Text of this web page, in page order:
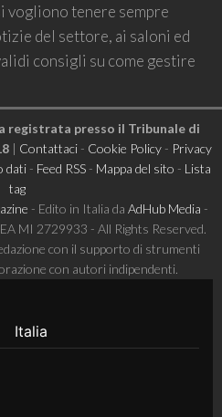
vogliono tenere sempre
del settore, ai saloni ed
consigli su come gestire
registrata presso il Tribunale di
| Contattaci- Cookie Policy- Privacy
dati- Feed RSS- Mappa del sito - Lista
tag
- Edito in Italia da AdHub Media -
MI 2729933 - All Rights Reserved.
con il supporto di strumenti
con autori indipendenti.
Italia